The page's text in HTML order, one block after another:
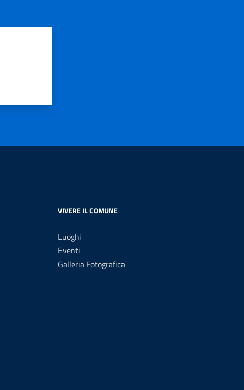
VIVERE IL COMUNE
Luoghi
Eventi
Galleria Fotografica